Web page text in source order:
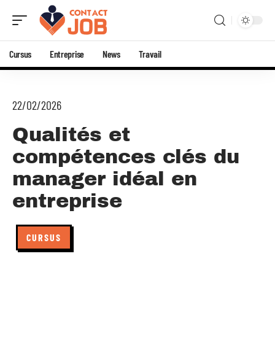
Cursus Entreprise News Travail
22/02/2026
Qualités et
compétences clés du
manager idéal en
entreprise
CURSUS